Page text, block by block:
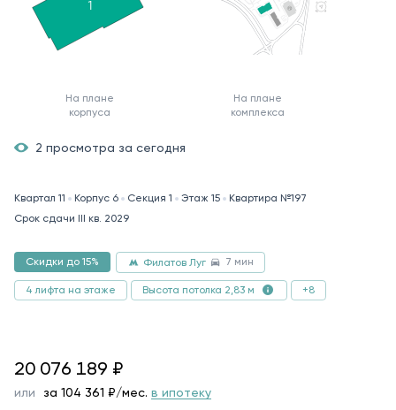
На плане
корпуса
На плане
комплекса
2 просмотра за сегодня
Квартал 11 Корпус 6 Секция 1 Этаж 15
Квартира №197
Срок сдачи III кв. 2029
Скидки до 15% Филатов Луг 7 мин
4 лифта на этаже Высота потолка 2,83 м +8
20076189
20 076 189 ₽
или за 104 361 ₽/мес. в ипотеку